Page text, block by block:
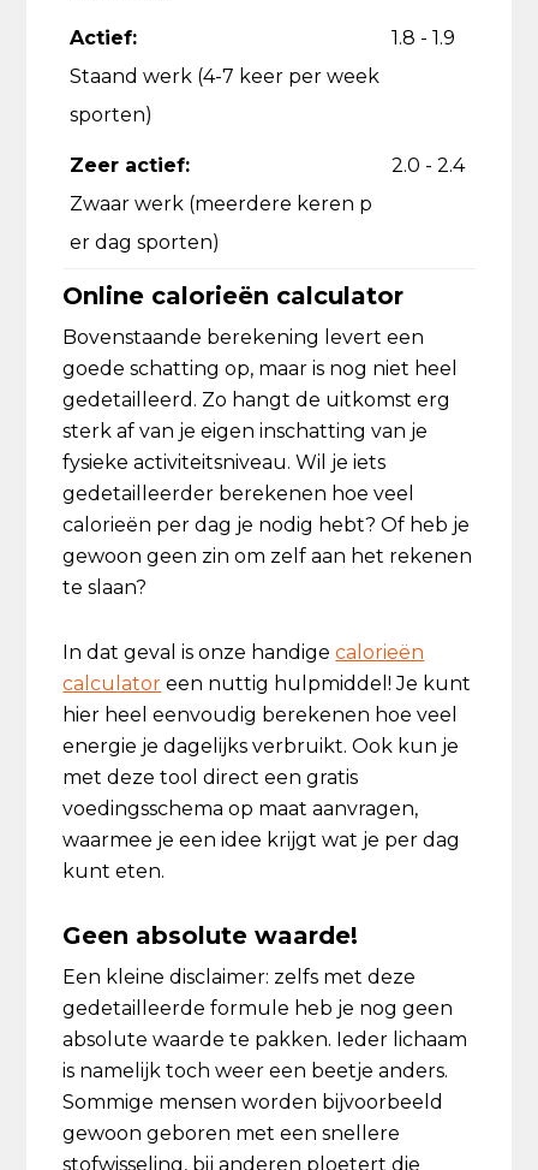
Actief:
Staand werk (4-7 keer per week
sporten)
1.8 - 1.9
Zeer actief:
Zwaar werk (meerdere keren p
er dag sporten)
2.0 - 2.4
Online calorieën calculator
Bovenstaande berekening levert een
goede schatting op, maar is nog niet heel
gedetailleerd. Zo hangt de uitkomst erg
sterk af van je eigen inschatting van je
fysieke activiteitsniveau. Wil je iets
gedetailleerder berekenen hoe veel
calorieën per dag je nodig hebt? Of heb je
gewoon geen zin om zelf aan het rekenen
te slaan?
In dat geval is onze handigecalorieën
calculator een nuttig hulpmiddel! Je kunt
hier heel eenvoudig berekenen hoe veel
energie je dagelijks verbruikt. Ook kun je
met deze tool direct een gratis
voedingsschema op maat aanvragen,
waarmee je een idee krijgt wat je per dag
kunt eten.
Geen absolute waarde!
Een kleine disclaimer: zelfs met deze
gedetailleerde formule heb je nog geen
absolute waarde te pakken. Ieder lichaam
is namelijk toch weer een beetje anders.
Sommige mensen worden bijvoorbeeld
gewoon geboren met een snellere
stofwisseling, bij anderen ploetert die